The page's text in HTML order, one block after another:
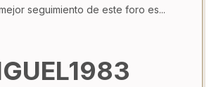
seguimiento de este foro es...